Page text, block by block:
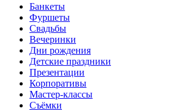
Банкеты
Фуршеты
Свадьбы
Вечеринки
Дни рождения
Детские праздники
Презентации
Корпоративы
Мастер-классы
Съёмки